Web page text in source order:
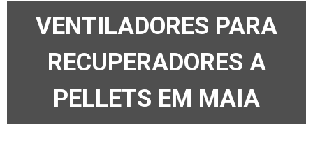
VENTILADORES PARA
RECUPERADORES A
PELLETS EM MAIA